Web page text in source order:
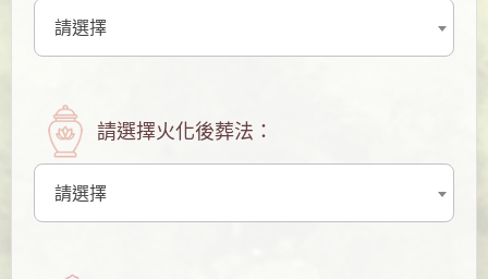
請選擇
請選擇火化後葬法：
請選擇